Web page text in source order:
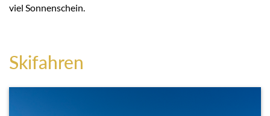
viel Sonnenschein.
Skifahren